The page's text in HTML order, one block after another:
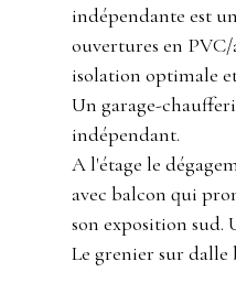
indépendante est
ouvertures en
isolation optimale
Un garage-
indépendant.
A l'étage le
avec balcon qui
son exposition sud.
Le grenier sur dalle